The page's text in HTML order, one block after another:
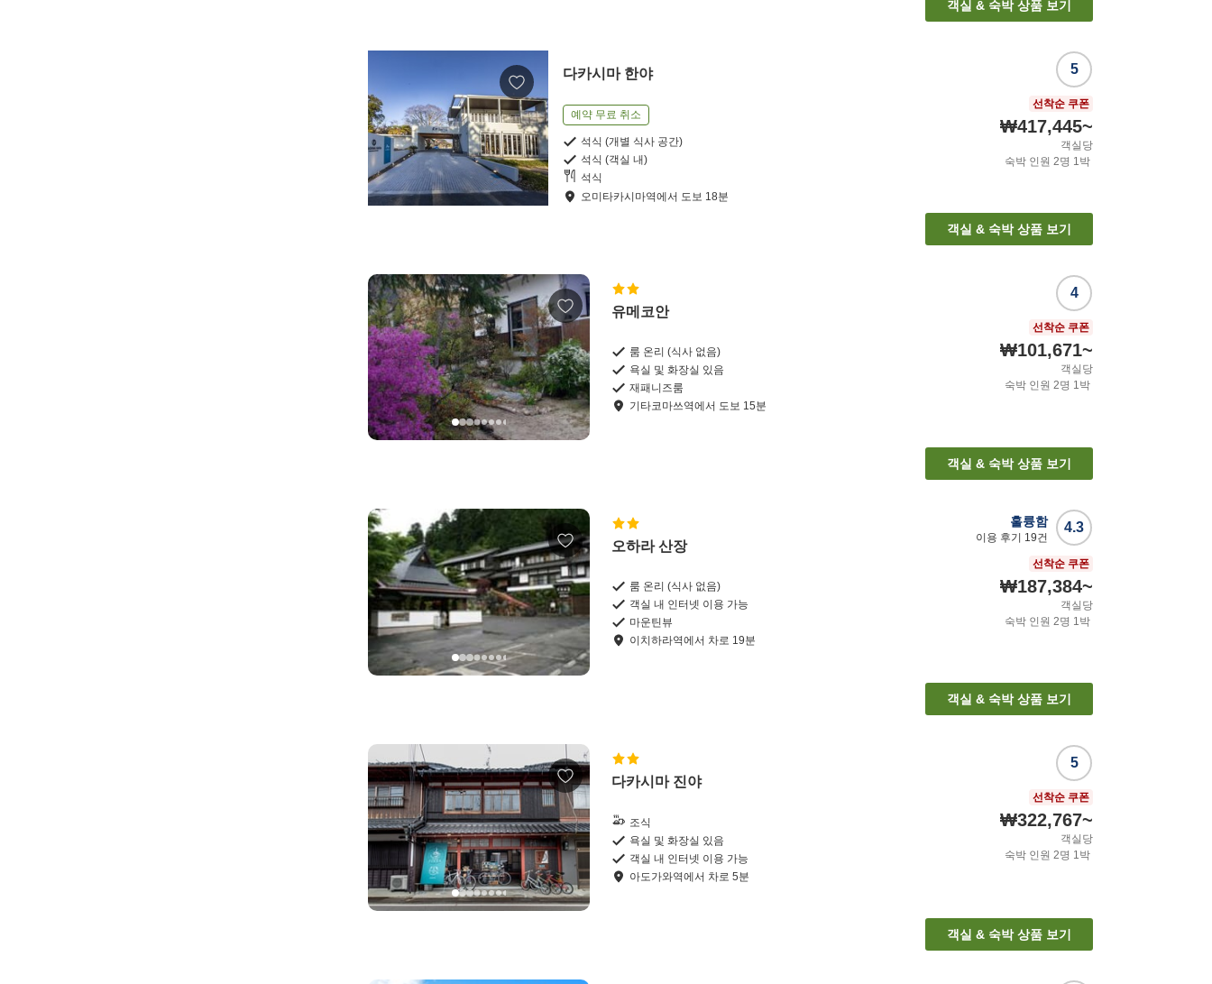
객실 & 숙박 상품 보기
다카시마 한야
예약 무료 취소
석식 (개별 식사 공간)
석식 (객실 내)
석식
오미타카시마역에서 도보 18분
5
선착순 쿠폰
₩417,445~
객실당
숙박 인원 2명 1 박
객실 & 숙박 상품 보기
유메코안
룸 온리 (식사 없음)
욕실 및 화장실 있음
재패니즈룸
기타코마쓰역에서 도보 15분
4
선착순 쿠폰
₩101,671~
객실당
숙박 인원 2명 1 박
객실 & 숙박 상품 보기
오하라 산장
룸 온리 (식사 없음)
객실 내 인터넷 이용 가능
마운틴뷰
이치하라역에서 차로 19분
4.3
훌륭함
이용 후기 19건
선착순 쿠폰
₩187,384~
객실당
숙박 인원 2명 1박
객실 & 숙박 상품 보기
다카시마 진야
조식
욕실 및 화장실 있음
객실 내 인터넷 이용 가능
아도가와역에서 차로 5분
5
선착순 쿠폰
₩322,767~
객실당
숙박 인원 2명 1박
객실 & 숙박 상품 보기